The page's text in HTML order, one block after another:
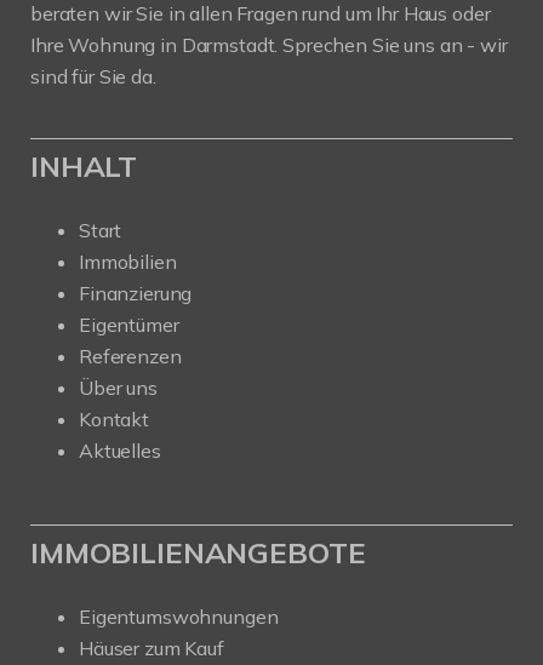
beraten wir Sie in allen Fragen rund um Ihr Haus oder
Ihre Wohnung in Darmstadt. Sprechen Sie uns an - wir
sind für Sie da.
INHALT
Start
Immobilien
Finanzierung
Eigentümer
Referenzen
Über uns
Kontakt
Aktuelles
IMMOBILIENANGEBOTE
Eigentumswohnungen
Häuser zum Kauf